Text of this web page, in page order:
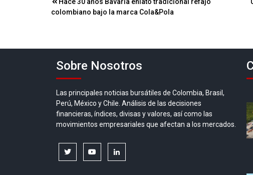
de
colombiano bajo la marca Cola&Pola
Sobre Nosotros
Las principales noticias bursátiles de Colombia, Brasil,
Perú, México y Chile. Análisis de las decisiones
financieras, índices, divisas y valores, así como las
movimientos empresariales que afectan a los mercados.
twitter youtubelinkedin